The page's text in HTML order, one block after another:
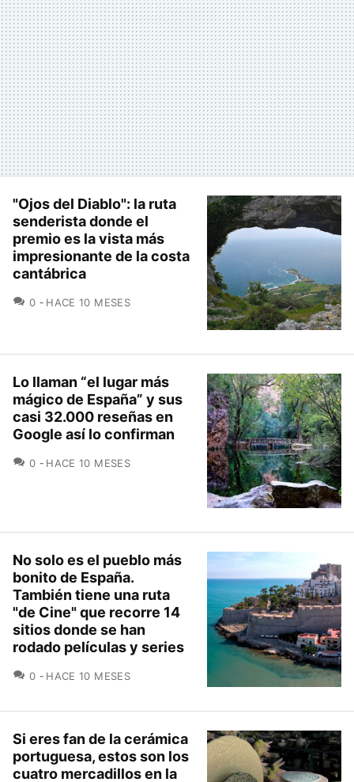
"Ojos del Diablo": la ruta
senderista donde el
premio es la vista más
impresionante de la costa
cantábrica
0 COMENTARIOS
HACE 10 MESES
Lo llaman “el lugar más
mágico de España” y sus
casi 32.000 reseñas en
Google así lo confirman
0 COMENTARIOS
HACE 10 MESES
No solo es el pueblo más
bonito de España.
También tiene una ruta
"de Cine" que recorre 14
sitios donde se han
rodado películas y series
0 COMENTARIOS
HACE 10 MESES
Si eres fan de la cerámica
portuguesa, estos son los
cuatro mercadillos en la